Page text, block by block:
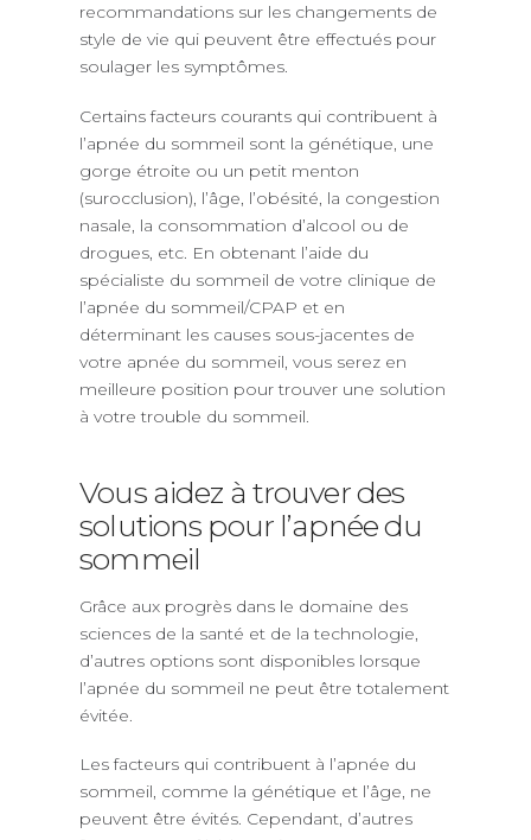
recommandations sur les changements de
style de vie qui peuvent être effectués pour
soulager les symptômes.
Certains facteurs courants qui contribuent à
l’apnée du sommeil sont la génétique, une
gorge étroite ou un petit menton
(surocclusion), l’âge, l’obésité, la congestion
nasale, la consommation d’alcool ou de
drogues, etc. En obtenant l’aide du
spécialiste du sommeil de votre clinique de
l’apnée du sommeil/CPAP et en
déterminant les causes sous-jacentes de
votre apnée du sommeil, vous serez en
meilleure position pour trouver une solution
à votre trouble du sommeil.
Vous aidez à trouver des
solutions pour l’apnée du
sommeil
Grâce aux progrès dans le domaine des
sciences de la santé et de la technologie,
d’autres options sont disponibles lorsque
l’apnée du sommeil ne peut être totalement
évitée.
Les facteurs qui contribuent à l’apnée du
sommeil, comme la génétique et l’âge, ne
peuvent être évités. Cependant, d’autres